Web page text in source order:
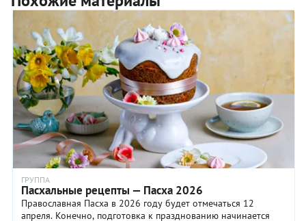
ГРУППА
Пасхальные рецепты — Пасха 2026
Православная Пасха в 2026 году будет отмечаться 12
апреля. Конечно, подготовка к празднованию начинается